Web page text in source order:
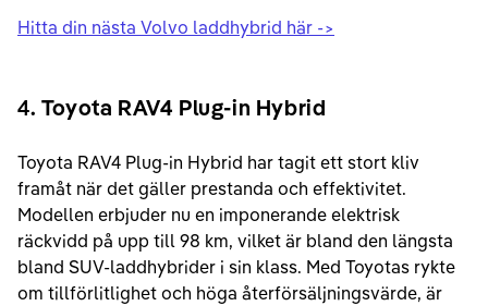
Hitta din nästa Volvo laddhybrid här ->
4. Toyota RAV4 Plug-in Hybrid
Toyota RAV4 Plug-in Hybrid har tagit ett stort kliv
framåt när det gäller prestanda och effektivitet.
Modellen erbjuder nu en imponerande elektrisk
räckvidd på upp till 98 km, vilket är bland den längsta
bland SUV-laddhybrider i sin klass. Med Toyotas rykte
om tillförlitlighet och höga återförsäljningsvärde, är